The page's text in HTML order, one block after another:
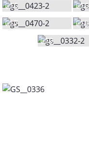
616
616
617
618
619